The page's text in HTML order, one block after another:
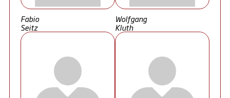
Fabio
Seitz
Wolfgang
Kluth